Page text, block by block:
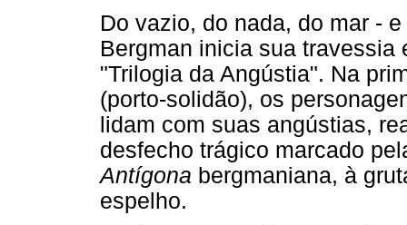
Do vazio, do nada, do mar -
Bergman inicia sua travessia
"Trilogia da Angústia". Na
(porto-solidão), os
lidam com suas angústias,
desfecho trágico marcado
Antígona bergmaniana, à
espelho.